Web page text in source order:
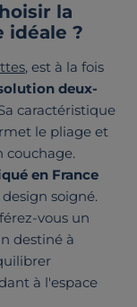
la
idéale ?
, est à la fois
deux-
caractéristique
le pliage et
couchage.
en France
soigné.
vous un
destiné à
à l'espace